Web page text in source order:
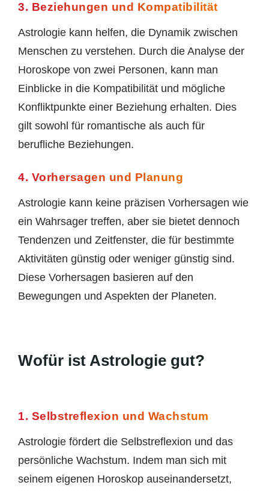
3. Beziehungen und Kompatibilität
Astrologie kann helfen, die Dynamik zwischen
Menschen zu verstehen. Durch die Analyse der
Horoskope von zwei Personen, kann man
Einblicke in die Kompatibilität und mögliche
Konfliktpunkte einer Beziehung erhalten. Dies
gilt sowohl für romantische als auch für
berufliche Beziehungen.
4. Vorhersagen und Planung
Astrologie kann keine präzisen Vorhersagen wie
ein Wahrsager treffen, aber sie bietet dennoch
Tendenzen und Zeitfenster, die für bestimmte
Aktivitäten günstig oder weniger günstig sind.
Diese Vorhersagen basieren auf den
Bewegungen und Aspekten der Planeten.
Wofür ist Astrologie gut?
1. Selbstreflexion und Wachstum
Astrologie fördert die Selbstreflexion und das
persönliche Wachstum. Indem man sich mit
seinem eigenen Horoskop auseinandersetzt,